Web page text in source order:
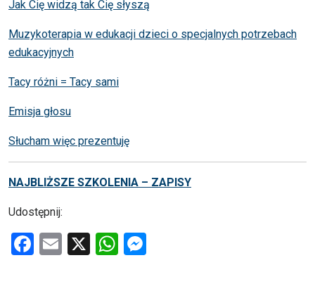
Jak Cię widzą tak Cię słyszą
Muzykoterapia w edukacji dzieci o specjalnych potrzebach
edukacyjnych
Tacy różni = Tacy sami
Emisja głosu
Słucham więc prezentuję
NAJBLIŻSZE SZKOLENIA – ZAPISY
Udostępnij:
F
E
X
W